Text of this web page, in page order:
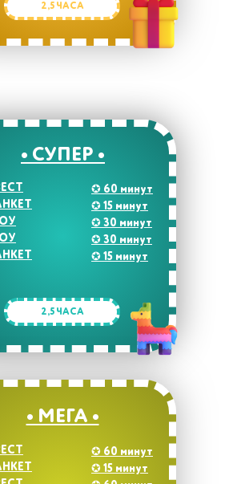
2,5 ЧАСА
• СУПЕР •
2,5 ЧАСА
• МЕГА •
✪ 60 минут
✪ 15 минут
✪ 60 минут
✪ 15 минут
✪ 30 минут
✪ 30 минут
✪ 15 минут